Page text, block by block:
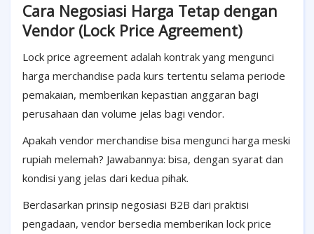
Cara Negosiasi Harga Tetap dengan
Vendor (Lock Price Agreement)
Lock price agreement adalah kontrak yang mengunci
harga merchandise pada kurs tertentu selama periode
pemakaian, memberikan kepastian anggaran bagi
perusahaan dan volume jelas bagi vendor.
Apakah vendor merchandise bisa mengunci harga meski
rupiah melemah? Jawabannya: bisa, dengan syarat dan
kondisi yang jelas dari kedua pihak.
Berdasarkan prinsip negosiasi B2B dari praktisi
pengadaan, vendor bersedia memberikan lock price